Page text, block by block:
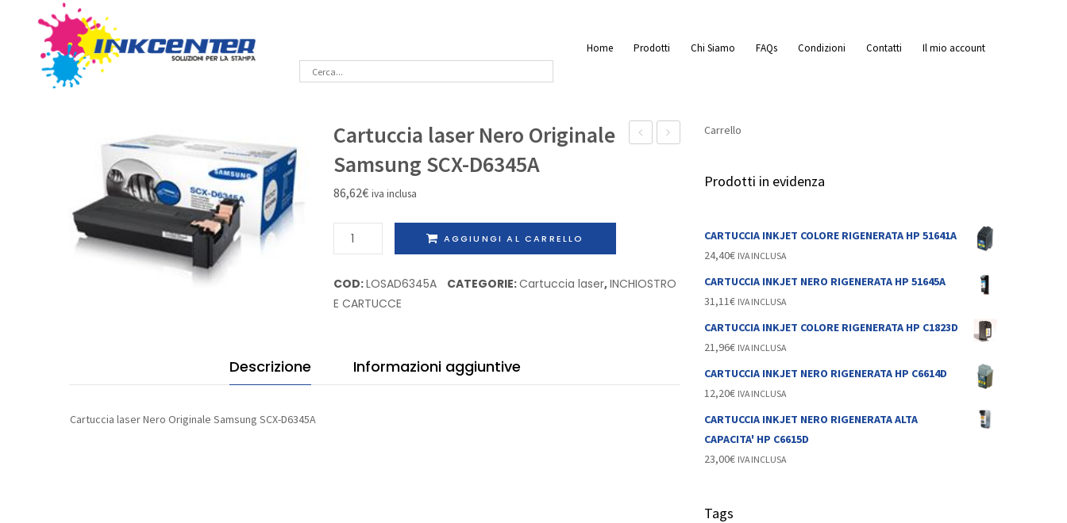
Home Prodotti Chi Siamo FAQs Condizioni Contatti Il mio account
SCX4720D5
Cartuccia laser Nero Originale
Samsung SCX-D6345A
86,62€ iva inclusa
Cartuccia
laser
Originale
Samsung
quantità
AGGIUNGI AL CARRELLO
COD:LOSAD6345A CATEGORIE:Cartuccia laser,INCHIOSTRO
E CARTUCCE
Descrizione Informazioni aggiuntive
Cartuccia laser Nero Originale Samsung SCX-D6345A
Carrello
Prodotti in evidenza
CARTUCCIA INKJET COLORE RIGENERATA HP 51641A
24,40€ IVA INCLUSA
CARTUCCIA INKJET NERO RIGENERATA HP 51645A
31,11€ IVA INCLUSA
CARTUCCIA INKJET COLORE RIGENERATA HP C1823D
21,96€ IVA INCLUSA
CARTUCCIA INKJET NERO RIGENERATA HP C6614D
12,20€ IVA INCLUSA
CARTUCCIA INKJET NERO RIGENERATA ALTA
CAPACITA' HP C6615D
23,00€ IVA INCLUSA
Tags